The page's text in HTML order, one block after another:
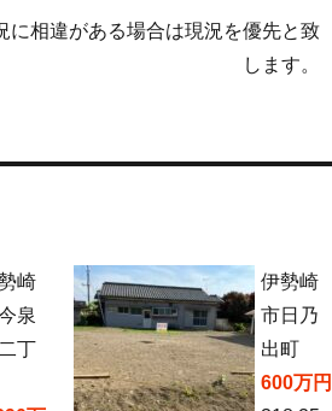
相違がある場合は現況を優先と致
します。
崎
泉
丁
伊勢崎
市日乃
出町
600万円